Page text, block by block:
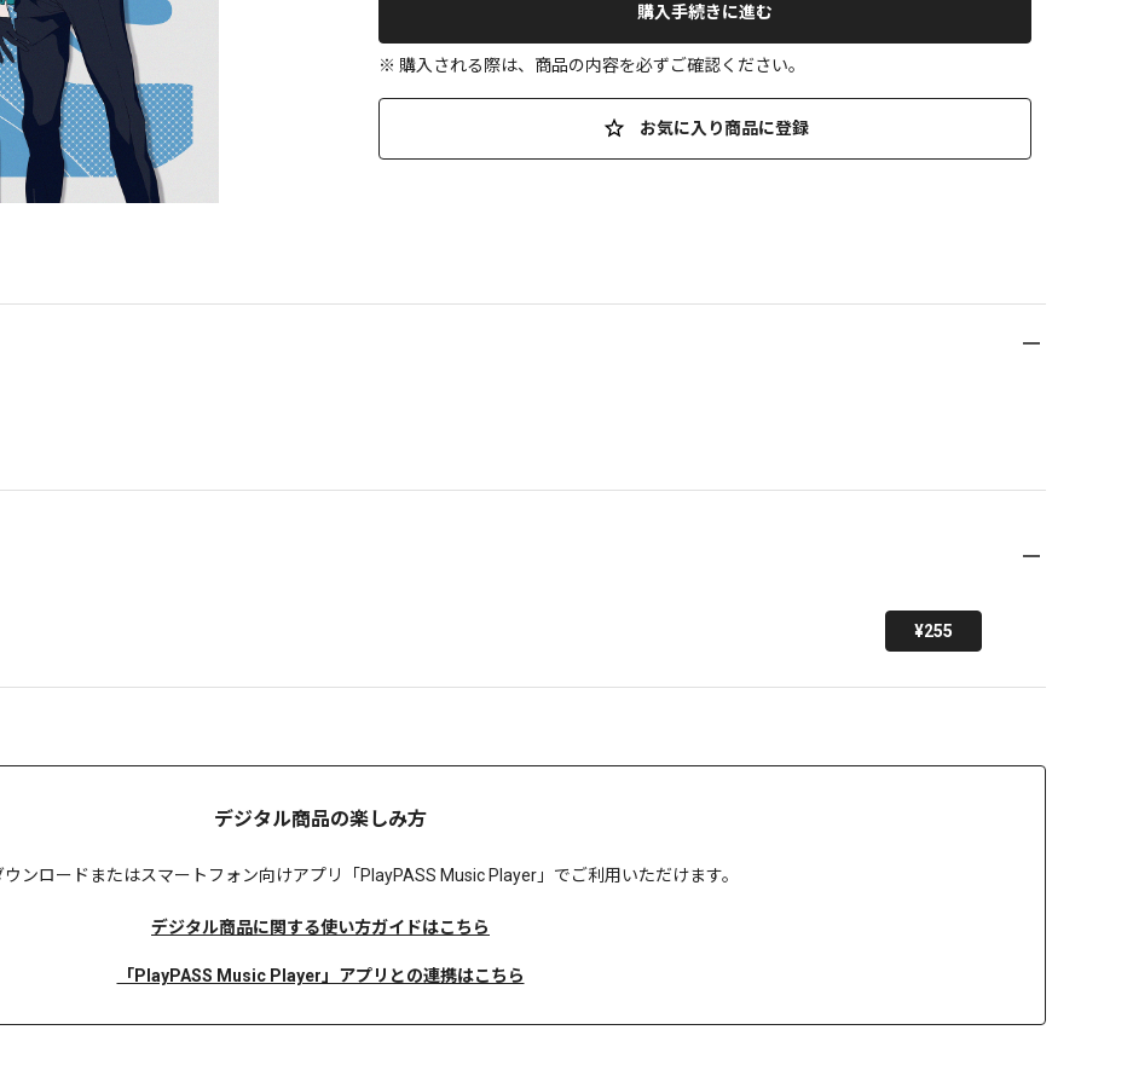
購入手続きに進む
※ 購入される際は、商品の内容を必ずご確認ください。
お気に入り商品に登録
¥255
デジタル商品の楽しみ方
ウンロードまたはスマートフォン向けアプリ「PlayPASS Music Player」でご利用いただけます。
デジタル商品に関する使い方ガイドはこちら
「PlayPASS Music Player」アプリとの連携はこちら